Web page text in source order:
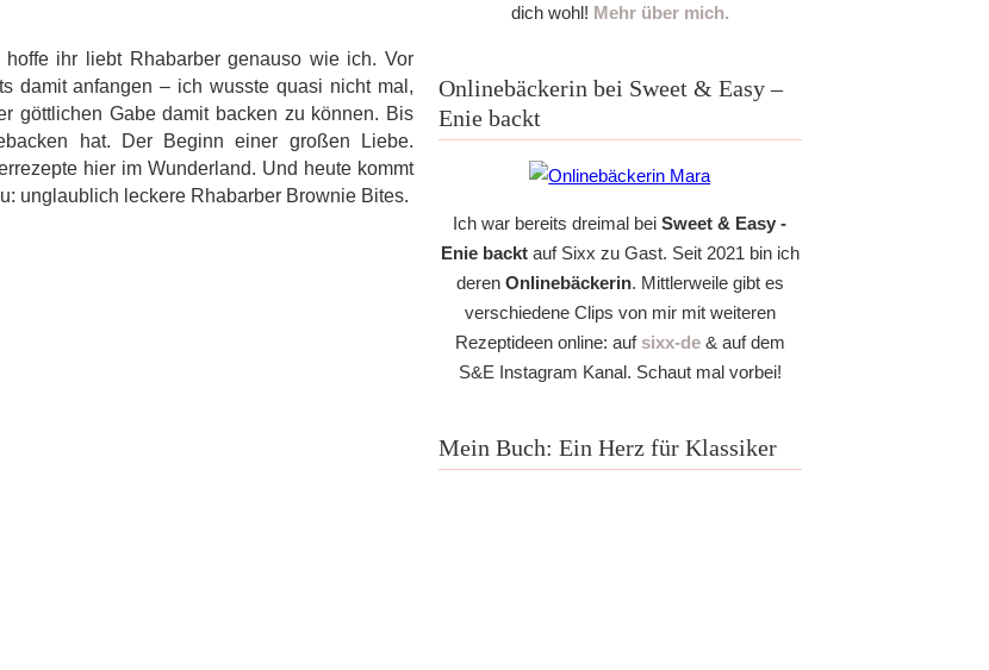
ihr liebt Rhabarber genauso wie ich. Vor
damit anfangen – ich wusste quasi nicht mal,
göttlichen Gabe damit backen zu können. Bis
hat. Der Beginn einer großen Liebe.
hier im Wunderland. Und heute kommt
unglaublich leckere Rhabarber Brownie Bites.
dich wohl! Mehr über mich.
Onlinebäckerin bei Sweet & Easy –
Enie backt
Ich war bereits dreimal beiSweet & Easy -
Enie backtauf Sixx zu Gast. Seit 2021 bin ich
deren Onlinebäckerin. Mittlerweile gibt es
verschiedene Clips von mir mit weiteren
Rezeptideen online: auf sixx-de& auf dem
S&E Instagram Kanal. Schaut mal vorbei!
Mein Buch: Ein Herz für Klassiker